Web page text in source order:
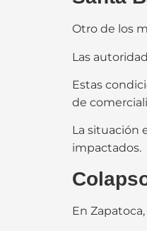
Otro de los
Las
Estas
de
La situación
impactados.
En